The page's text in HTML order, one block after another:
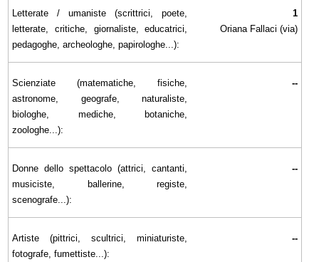
Letterate / umaniste (scrittrici, poete,
letterate, critiche, giornaliste, educatrici,
pedagoghe, archeologhe, papirologhe...):
1
Oriana Fallaci (via)
Scienziate (matematiche, fisiche,
astronome, geografe, naturaliste,
biologhe, mediche, botaniche,
zoologhe...):
--
Donne dello spettacolo (attrici, cantanti,
musiciste, ballerine, registe,
scenografe...):
--
Artiste (pittrici, scultrici, miniaturiste,
fotografe, fumettiste...):
--